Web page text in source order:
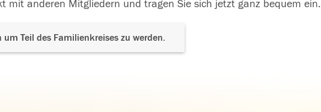
mit anderen Mitgliedern und tragen Sie sich jetzt ganz bequem ein.
um Teil des Familienkreises zu werden.